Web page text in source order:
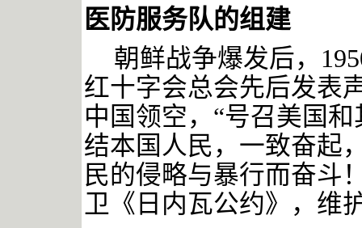
医防服务队的组建
朝鲜战争爆发后，
红十字会总会先后发表
中国领空，“号召美国
结本国人民，一致奋起
民的侵略与暴行而奋斗
卫《日内瓦公约》，维